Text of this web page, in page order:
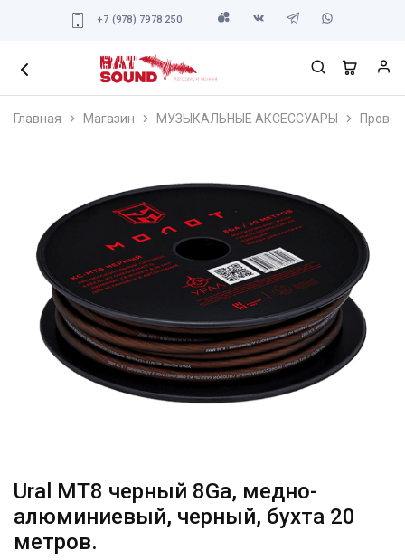
+7 (978) 7978 250
Главная Магазин МУЗЫКАЛЬНЫЕ АКСЕССУАРЫ
Ural MT8 черный 8Ga, медно-
алюминиевый, черный, бухта 20
метров.